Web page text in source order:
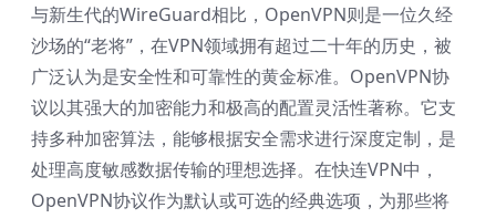
与新生代的WireGuard相比，OpenVPN则是一位久经
沙场的“老将”，在VPN领域拥有超过二十年的历史，被
广泛认为是安全性和可靠性的黄金标准。OpenVPN协
议以其强大的加密能力和极高的配置灵活性著称。它支
持多种加密算法，能够根据安全需求进行深度定制，是
处理高度敏感数据传输的理想选择。在快连VPN中，
OpenVPN协议作为默认或可选的经典选项，为那些将